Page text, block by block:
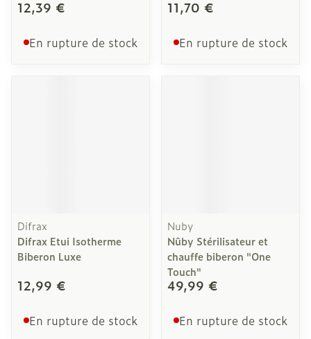
12,39 €
En rupture de stock
11,70 €
En rupture de stock
Difrax
Difrax Etui Isotherme
Biberon Luxe
12,99 €
En rupture de stock
Nuby
Nûby Stérilisateur et
chauffe biberon "One
Touch"
49,99 €
En rupture de stock